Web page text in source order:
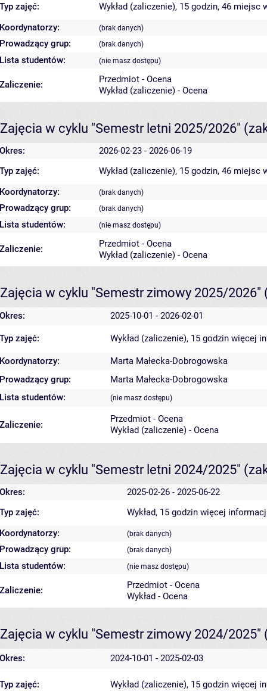
Typ zajęć:
Wykład (zaliczenie), 15 godzin, 46 miejsc
Koordynatorzy:
(brak danych)
Prowadzący grup: (brak danych)
Lista studentów: (nie masz dostępu)
Zaliczenie:
Przedmiot - Ocena
Wykład (zaliczenie) - Ocena
Zajęcia w cyklu "Semestr letni 2025/2026"
Okres:
2026-02-23 - 2026-06-19
Typ zajęć:
Wykład (zaliczenie), 15 godzin, 46 miejsc
Koordynatorzy:
(brak danych)
Prowadzący grup: (brak danych)
Lista studentów: (nie masz dostępu)
Zaliczenie:
Przedmiot - Ocena
Wykład (zaliczenie) - Ocena
Zajęcia w cyklu "Semestr zimowy 2025/2026"
Okres: 2025-10-01 - 2026-02-01
Typ zajęć: Wykład (zaliczenie), 15 godzin więcej
Koordynatorzy:
Marta Małecka-Dobrogowska
Prowadzący grup:
Marta Małecka-Dobrogowska
Lista studentów:
(nie masz dostępu)
Zaliczenie:
Przedmiot - Ocena
Wykład (zaliczenie) - Ocena
Zajęcia w cyklu "Semestr letni 2024/2025"
Okres:
2025-02-26 - 2025-06-22
Typ zajęć:
Wykład, 15 godzin więcej
Koordynatorzy:
(brak danych)
Prowadzący grup: (brak danych)
Lista studentów: (nie masz dostępu)
Zaliczenie:
Przedmiot - Ocena
Wykład - Ocena
Zajęcia w cyklu "Semestr zimowy 2024/2025"
Okres: 2024-10-01 - 2025-02-03
Typ zajęć: Wykład (zaliczenie), 15 godzin więcej